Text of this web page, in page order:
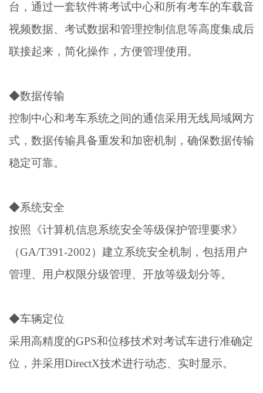
台，通过一套软件将考试中心和所有考车的车载音
视频数据、考试数据和管理控制信息等高度集成后
联接起来，简化操作，方便管理使用。
◆数据传输
控制中心和考车系统之间的通信采用无线局域网方
式，数据传输具备重发和加密机制，确保数据传输
稳定可靠。
◆系统安全
按照《计算机信息系统安全等级保护管理要求》
（GA/T391-2002）建立系统安全机制，包括用户
管理、用户权限分级管理、开放等级划分等。
◆车辆定位
采用高精度的GPS和位移技术对考试车进行准确定
位，并采用DirectX技术进行动态、实时显示。